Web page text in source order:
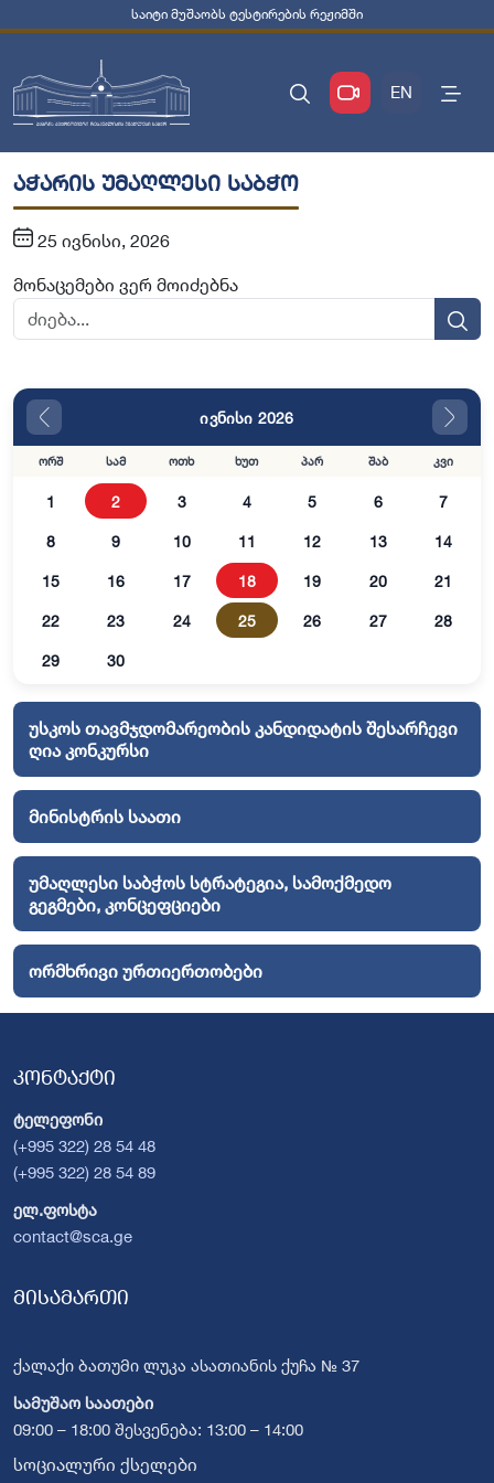
საიტი მუშაობს ტესტირების რეჟიმში
EN
აჭარის უმაღლესი საბჭო
25 ივნისი, 2026
მონაცემები ვერ მოიძებნა
ივნისი 2026
ორშ სამ ოთხ ხუთ პარ შაბ კვი
1 2 3 4 5 6 7
8 9 10 11 12 13 14
15 16 17 18 19 20 21
22 23 24 25 26 27 28
29 30
უსკოს თავმჯდომარეობის კანდიდატის შესარჩევი
ღია კონკურსი
მინისტრის საათი
უმაღლესი საბჭოს სტრატეგია, სამოქმედო
გეგმები, კონცეფციები
ორმხრივი ურთიერთობები
კონტაქტი
ტელეფონი
(+995 322) 28 54 48
(+995 322) 28 54 89
ელ.ფოსტა
contact@sca.ge
მისამართი
ქალაქი ბათუმი ლუკა ასათიანის ქუჩა № 37
სამუშაო საათები
09:00 – 18:00 შესვენება: 13:00 – 14:00
სოციალური ქსელები